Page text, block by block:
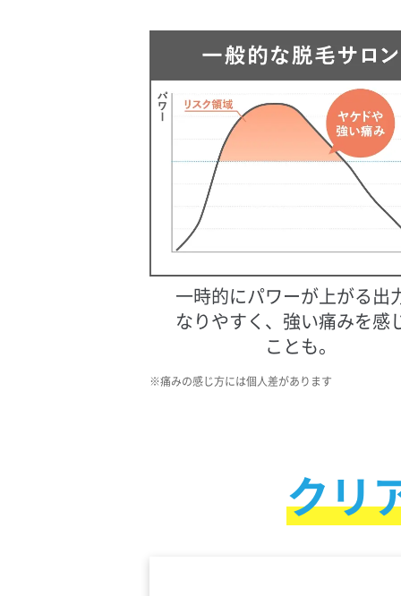
一時的にパワーが上がる出
なりやすく、 強い痛みを感
ことも。
痛みの感じ方には個人差があります
クリ